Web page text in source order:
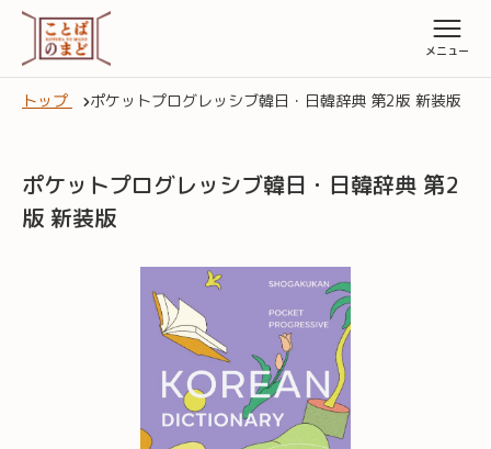
トップ ポケットプログレッシブ韓日・日韓辞典 第2版 新装版
ポケットプログレッシブ韓日・日韓辞典 第2
版 新装版